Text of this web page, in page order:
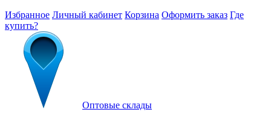
Избранное Личный кабинет Корзина Оформить заказ Где
купить?
Оптовые склады